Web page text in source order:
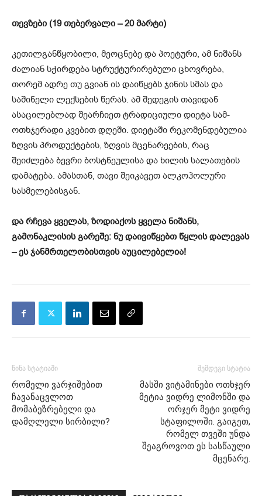
თევზები (19 თებერვალი – 20 მარტი)
კეთილგანწყობილი, მეოცნებე და პოეტური, ამ ნიშანს
ძალიან სჭირდება სტრუქტურირებული ცხოვრება,
თორემ ადრე თუ გვიან ის დაიწყებს ჯინის სმას და
საშინელი ლექსების წერას. ამ შედეგის თავიდან
ასაცილებლად შეარჩიეთ ტრადიციული დიეტა სამ-
ოთხჯერადი კვებით დღეში. დიეტაში რეკომენდებულია
ზღვის პროდუქტების, ზღვის მცენარეების, რაც
შეიძლება ბევრი ბოსტნეულისა და ხილის სალათების
დამატება. ამასთან, თავი შეიკავეთ ალკოჰოლური
სასმელებისგან.
და რჩევა ყველას, ზოდიაქოს ყველა ნიშანს,
გამონაკლისის გარეშე: ნუ დაივიწყებთ წყლის დალევას
– ეს ჯანმრთელობისთვის აუცილებელია!
წინა სტატიაში
რომელი ვარჯიშებით
ჩავანაცვლოთ
მომაბეზრებელი და
დამღლელი სირბილი?
შემდეგი სტატია
მასში ვიტამინები ოთხჯერ
მეტია ვიდრე ლიმონში და
ორჯერ მეტი ვიდრე
სტაფილოში. გაიგეთ,
რომელ თვეში უნდა
შეაგროვოთ ეს სასწაული
მცენარე.